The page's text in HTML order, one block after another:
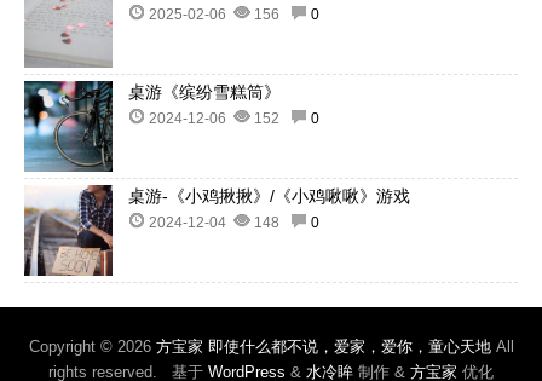
2025-02-06 156 0
桌游《缤纷雪糕筒》
2024-12-06 152 0
桌游-《小鸡揪揪》/《小鸡啾啾》游戏
2024-12-04 148 0
Copyright © 2026 方宝家 即使什么都不说，爱家，爱你，童心天地 All
rights reserved. 基于 WordPress & 水冷眸 制作 & 方宝家 优化